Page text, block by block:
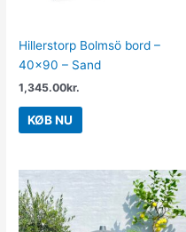
Hillerstorp Bolmsö bord –
40×90 – Sand
1,345.00kr.
KØB NU